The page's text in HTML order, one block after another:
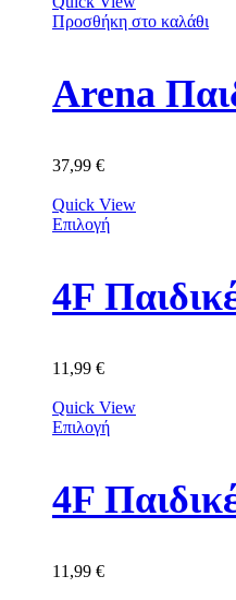
Προσθήκη στο καλάθι
Arena
37,99 €
Quick View
Επιλογή
11,99 €
Quick View
Επιλογή
11,99 €